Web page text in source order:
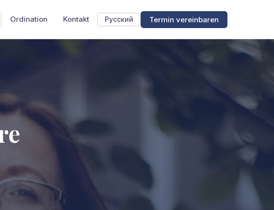
Ordination Kontakt Русский Termin vereinbaren